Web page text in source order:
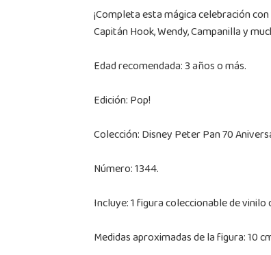
¡Completa esta mágica celebración
Capitán Hook, Wendy, Campanilla y
Edad recomendada: 3 años o más.
Edición: Pop!
Colección: Disney Peter Pan 70
Número: 1344.
Incluye: 1 figura coleccionable de
Medidas aproximadas de la figura: 10